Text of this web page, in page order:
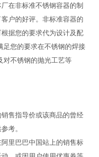
在非标准不锈钢容器的制
户的好评。非标准容器的
据您的要求代为设计及配
足您的要求在不锈钢的焊接
对不锈钢的抛光工艺等
售指导价或该商品的曾经
考。
里巴巴中国站上的销售标